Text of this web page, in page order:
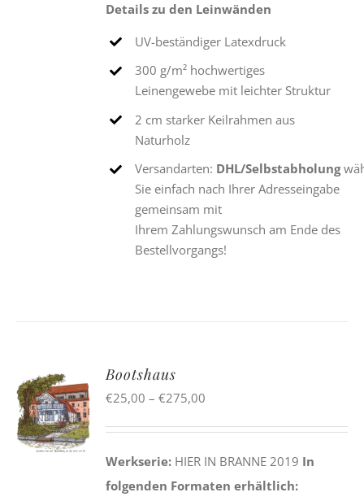
Details zu den Leinwänden
UV-beständiger Latexdruck
300 g/m² hochwertiges
Leinengewebe mit leichter Struktur
2 cm starker Keilrahmen aus
Naturholz
Versandarten: DHL/Selbstabholung
Sie einfach nach Ihrer Adresseingabe
gemeinsam mit
Ihrem Zahlungswunsch am Ende des
Bestellvorgangs!
AUSFÜHRUNG
WÄHLEN
DIESES
PRODUKT
WEIST
Bootshaus
€25,00 –€275,00
€275,00
Werkserie: HIER IN BRANNE 2019 In
folgenden Formaten erhältlich: